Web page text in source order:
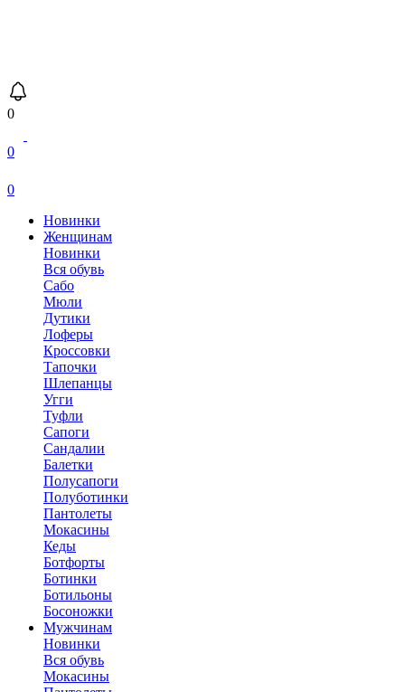
0
0
0
Новинки
Женщинам
Новинки
Вся обувь
Сабо
Мюли
Дутики
Лоферы
Кроссовки
Тапочки
Шлепанцы
Угги
Туфли
Сапоги
Сандалии
Балетки
Полусапоги
Полуботинки
Пантолеты
Мокасины
Кеды
Ботфорты
Ботинки
Ботильоны
Босоножки
Мужчинам
Новинки
Вся обувь
Мокасины